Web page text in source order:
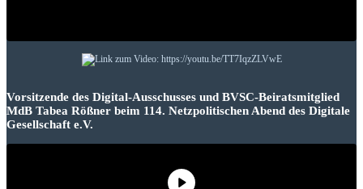
Vorsitzende des Digital-Ausschusses und BVSC-Beiratsmitglied
MdB Tabea Rößner beim 114. Netzpolitischen Abend des Digitale
Gesellschaft e.V.